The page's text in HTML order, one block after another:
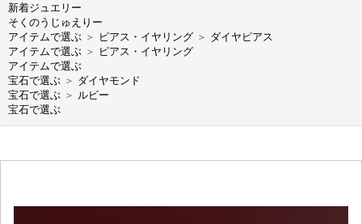
新着ジュエリー
そくのうじゅえりー
アイテムで選ぶ ＞ ピアス・イヤリング ＞ ダイヤピアス
アイテムで選ぶ ＞ ピアス・イヤリング
アイテムで選ぶ
宝石で選ぶ ＞ ダイヤモンド
宝石で選ぶ ＞ ルビー
宝石で選ぶ